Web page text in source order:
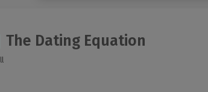
The Dating Equation